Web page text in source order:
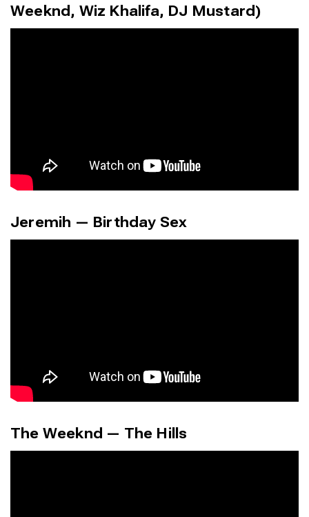
Написание
Исполнение
Написание
Исполнение
Weeknd, Wiz Khalifa, DJ Mustard)
Jeremih — Birthday Sex
The Weeknd — The Hills